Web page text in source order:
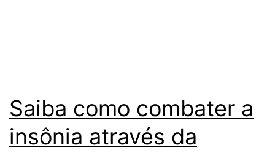
Saiba como combater a
insônia através da